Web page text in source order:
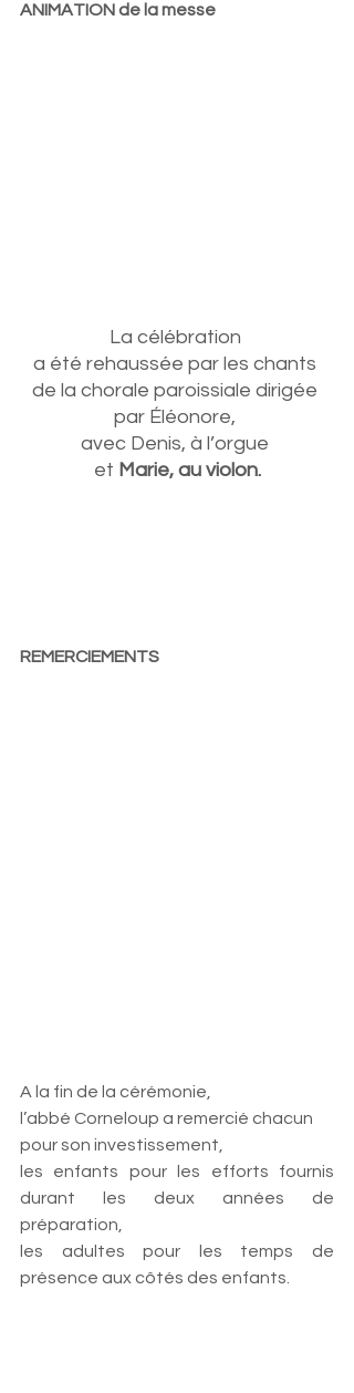
ANIMATION de la messe
La célébration
a été rehaussée par les chants
de la chorale paroissiale dirigée
par Éléonore,
avec Denis, à l’orgue
et Marie, au violon.
REMERCIEMENTS
A la fin de la cérémonie,
l’abbé Corneloup a remercié chacun
pour son investissement,
les enfants pour les efforts fournis
durant les deux années de
préparation,
les adultes pour les temps de
présence aux côtés des enfants.